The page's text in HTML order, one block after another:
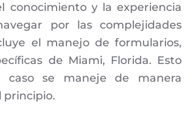
conocimiento y la experiencia
por las complejidades
el manejo de formularios,
de Miami, Florida. Esto
caso se maneje de manera
principio.